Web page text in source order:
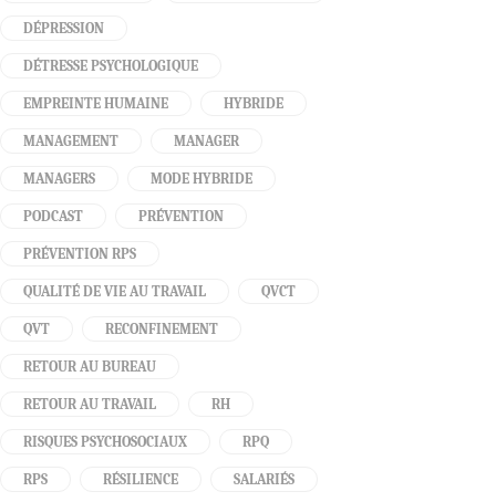
DÉPRESSION
DÉTRESSE PSYCHOLOGIQUE
EMPREINTE HUMAINE HYBRIDE
MANAGEMENT MANAGER
MANAGERS MODE HYBRIDE
PODCAST PRÉVENTION
PRÉVENTION RPS
QUALITÉ DE VIE AU TRAVAIL QVCT
QVT RECONFINEMENT
RETOUR AU BUREAU
RETOUR AU TRAVAIL RH
RISQUES PSYCHOSOCIAUX RPQ
RPS RÉSILIENCE SALARIÉS